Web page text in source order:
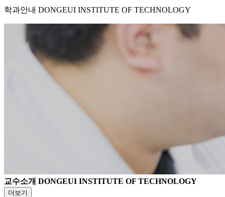
학과안내 DONGEUI INSTITUTE OF TECHNOLOGY
교수소개 DONGEUI INSTITUTE OF TECHNOLOGY
더보기